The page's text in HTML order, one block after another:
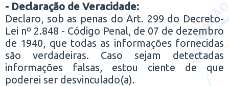
- Declaração de Veracidade:
Declaro, sob as penas do Art. 299 do Decreto-
Lei nº 2.848 - Código Penal, de 07 de dezembro
de 1940, que todas as informações fornecidas
são verdadeiras. Caso sejam detectadas
informações falsas, estou ciente de que
poderei ser desvinculado(a).